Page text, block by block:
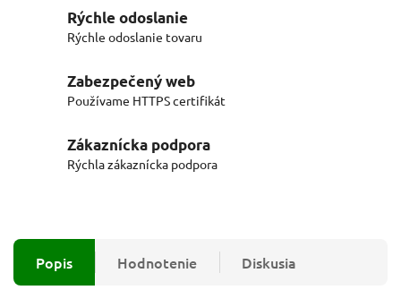
Rýchle odoslanie
Rýchle odoslanie tovaru
Zabezpečený web
Používame HTTPS certifikát
Zákaznícka podpora
Rýchla zákaznícka podpora
Popis Hodnotenie Diskusia